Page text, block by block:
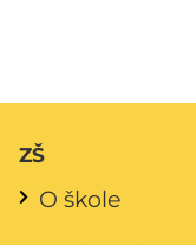
ZŠ
O škole